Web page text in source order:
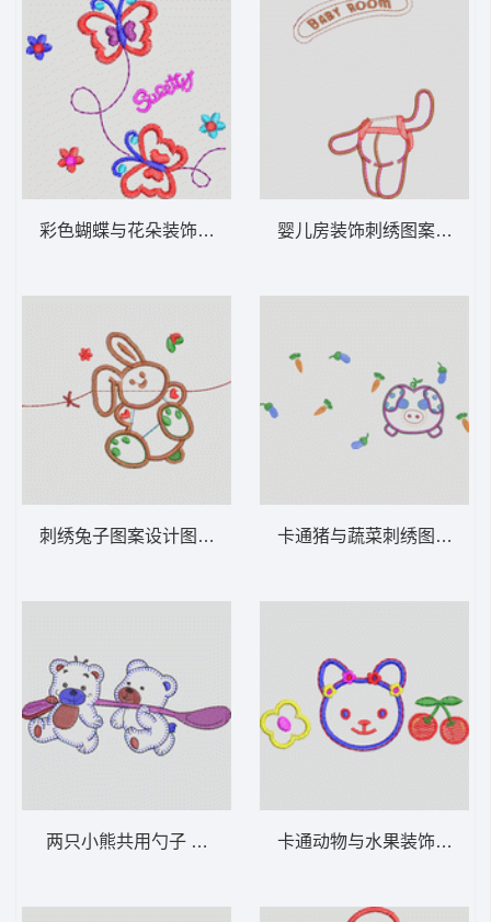
彩色蝴蝶与花朵装饰图案 卡通童装章标贴布
刺绣兔子图案设计图 卡通童装章标贴布
两只小熊共用勺子 卡通童装章标贴布
婴儿房装饰